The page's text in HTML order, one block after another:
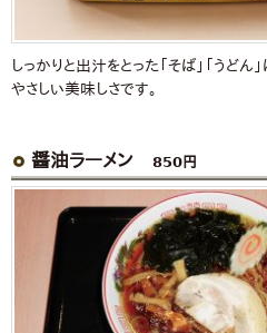
しっかりと出汁をとった「そば」「うど
やさしい美味しさです。
醤油ラーメン 850円